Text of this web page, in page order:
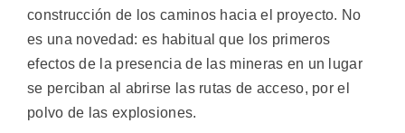
construcción de los caminos hacia el proyecto. No
es una novedad: es habitual que los primeros
efectos de la presencia de las mineras en un lugar
se perciban al abrirse las rutas de acceso, por el
polvo de las explosiones.